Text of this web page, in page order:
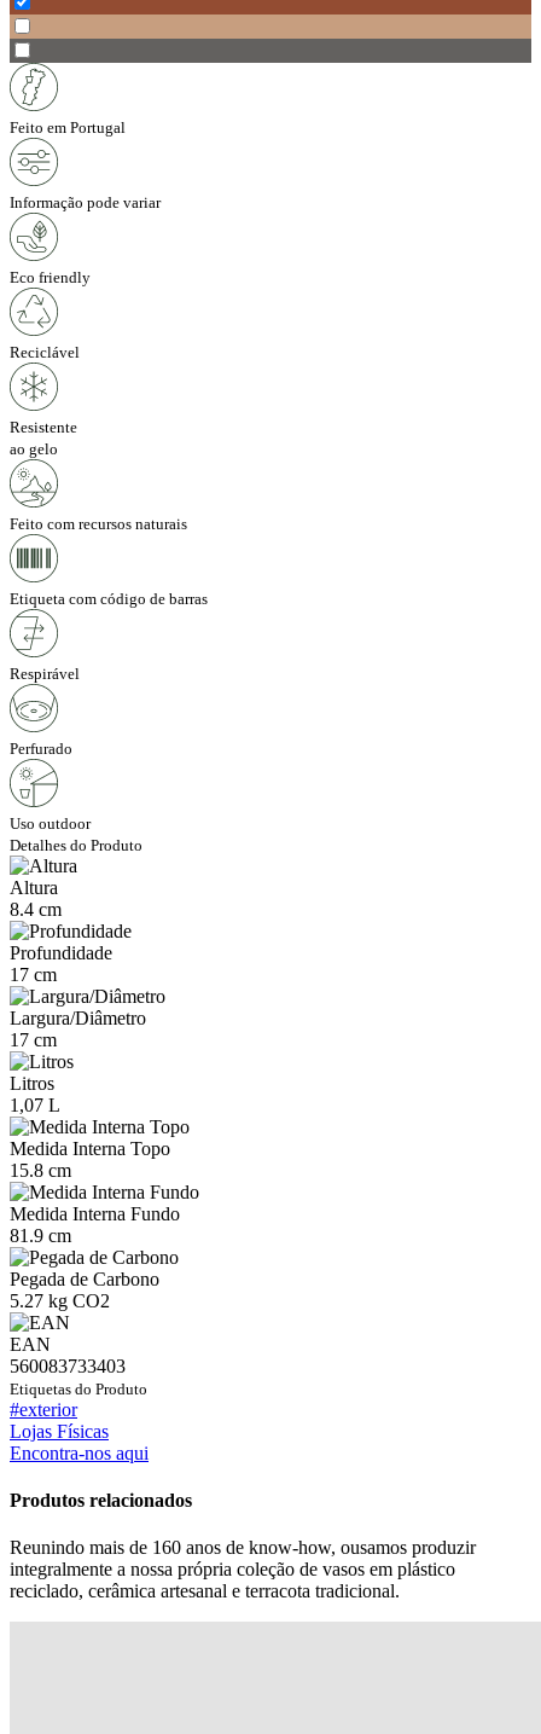
Feito em Portugal
Informação pode variar
Eco friendly
Reciclável
Resistente
ao gelo
Feito com recursos naturais
Etiqueta com código de barras
Respirável
Perfurado
Uso outdoor
Detalhes do Produto
Altura
8.4 cm
Profundidade
17 cm
Largura/Diâmetro
17 cm
Litros
1,07 L
Medida Interna Topo
15.8 cm
Medida Interna Fundo
81.9 cm
Pegada de Carbono
5.27 kg CO2
EAN
560083733403
Etiquetas do Produto
#exterior
Lojas Físicas
Encontra-nos aqui
Produtos relacionados
Reunindo mais de 160 anos de know-how, ousamos produzir
integralmente a nossa própria coleção de vasos em plástico
reciclado, cerâmica artesanal e terracota tradicional.